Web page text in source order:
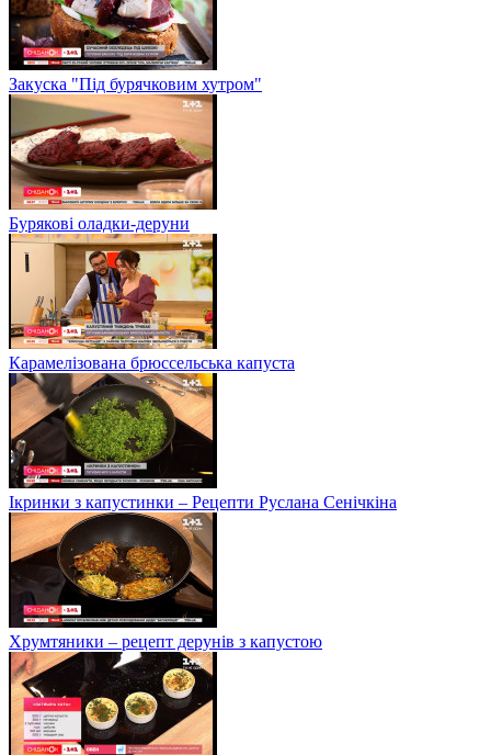
Закуска "Під бурячковим хутром"
Бурякові оладки-деруни
Карамелізована брюссельська капуста
Ікринки з капустинки – Рецепти Руслана Сенічкіна
Хрумтяники – рецепт дерунів з капустою